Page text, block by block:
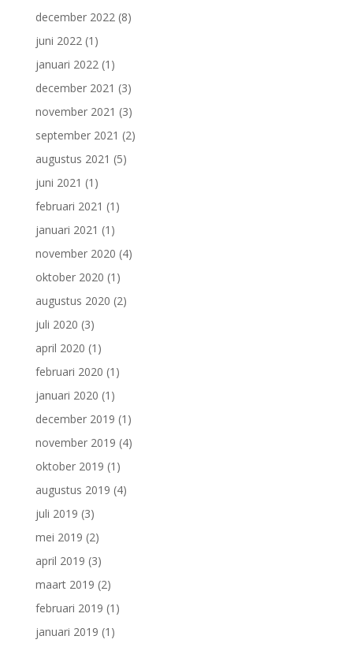
december 2022(8)
juni 2022(1)
januari 2022(1)
december 2021 (3)
november 2021 (3)
september 2021 (2)
augustus 2021 (5)
juni 2021 (1)
februari 2021 (1)
januari 2021 (1)
november 2020 (4)
oktober 2020 (1)
augustus 2020 (2)
juli 2020 (3)
april 2020 (1)
februari 2020 (1)
januari 2020 (1)
december 2019 (1)
november 2019 (4)
oktober 2019 (1)
augustus 2019 (4)
juli 2019 (3)
mei 2019 (2)
april 2019 (3)
maart 2019 (2)
februari 2019 (1)
januari 2019 (1)